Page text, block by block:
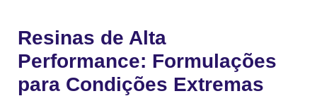
Resinas de Alta
Performance: Formulações
para Condições Extremas